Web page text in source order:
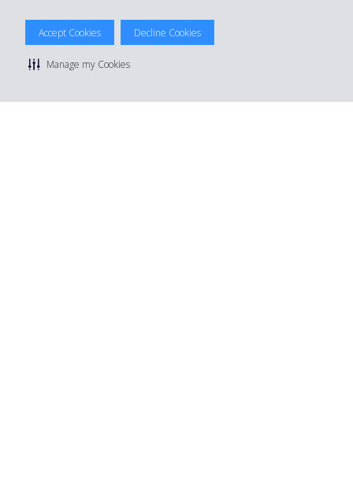
Accept Cookies Decline Cookies
Manage my Cookies
© 2026 The Hertz System, Inc.
Privacy Policy | Condizioni di Utilizzo | Termini e Condizioni di
noleggio
Mappa sito Hertz